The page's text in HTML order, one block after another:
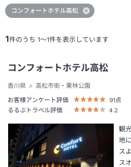
1件のうち 1～1件を表示しています
コンフォートホテル高松
コンフォートホテル高松
香川県
高松市街・栗林公園
お客様アンケート評価
91 点
るるぶトラベル評価
4.2
観
地
ス
ス